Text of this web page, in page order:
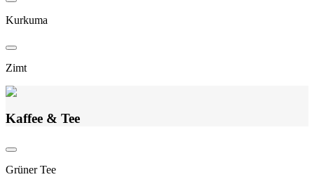
Kurkuma
Zimt
Kaffee & Tee
Grüner Tee